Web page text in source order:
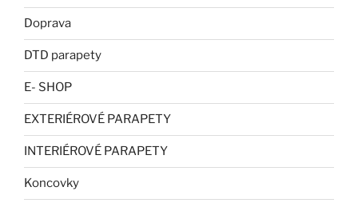
Doprava
DTD parapety
E- SHOP
EXTERIÉROVÉ PARAPETY
INTERIÉROVÉ PARAPETY
Koncovky